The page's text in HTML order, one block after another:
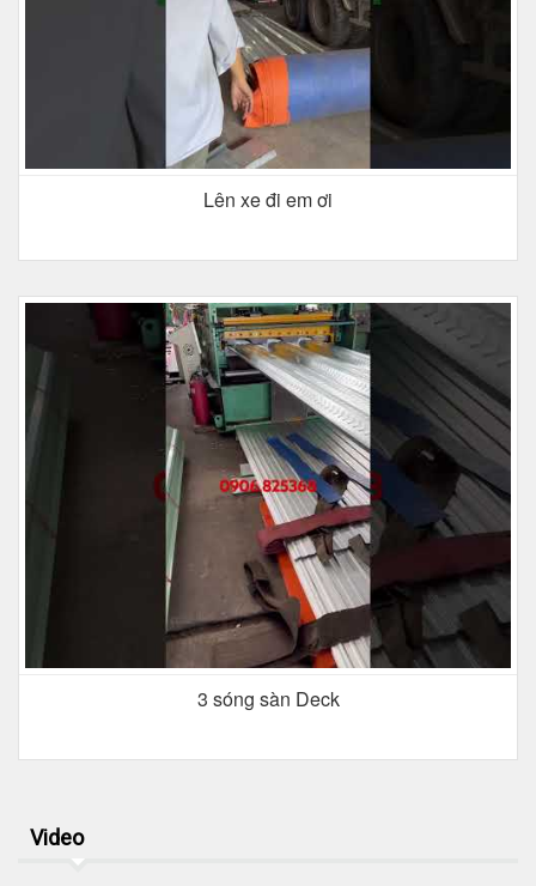
Lên xe đi em ơi
3 sóng sàn Deck
Video